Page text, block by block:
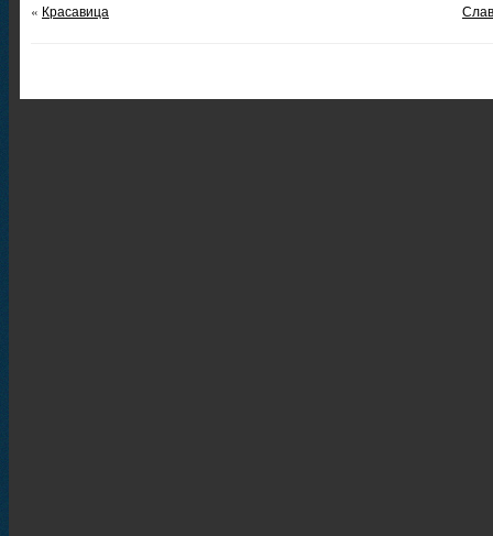
« Красавица